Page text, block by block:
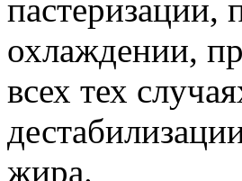
пастеризации,
охлаждении,
всех тех
жира.